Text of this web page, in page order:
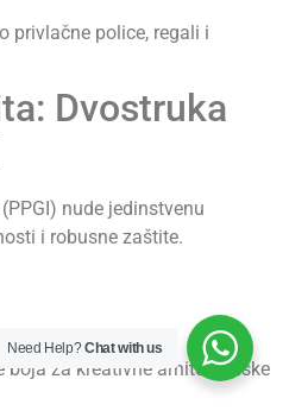
privlačne police, regali i
Dvostruka
nude jedinstvenu
i robusne zaštite.
boja za kreativne arhitektonske
Need Help?Chat with us